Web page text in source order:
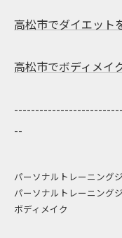
高松市でダイエット
高松市でボディメイ
--
パーソナルトレーニングジ
パーソナルトレーニング
ボディメイク